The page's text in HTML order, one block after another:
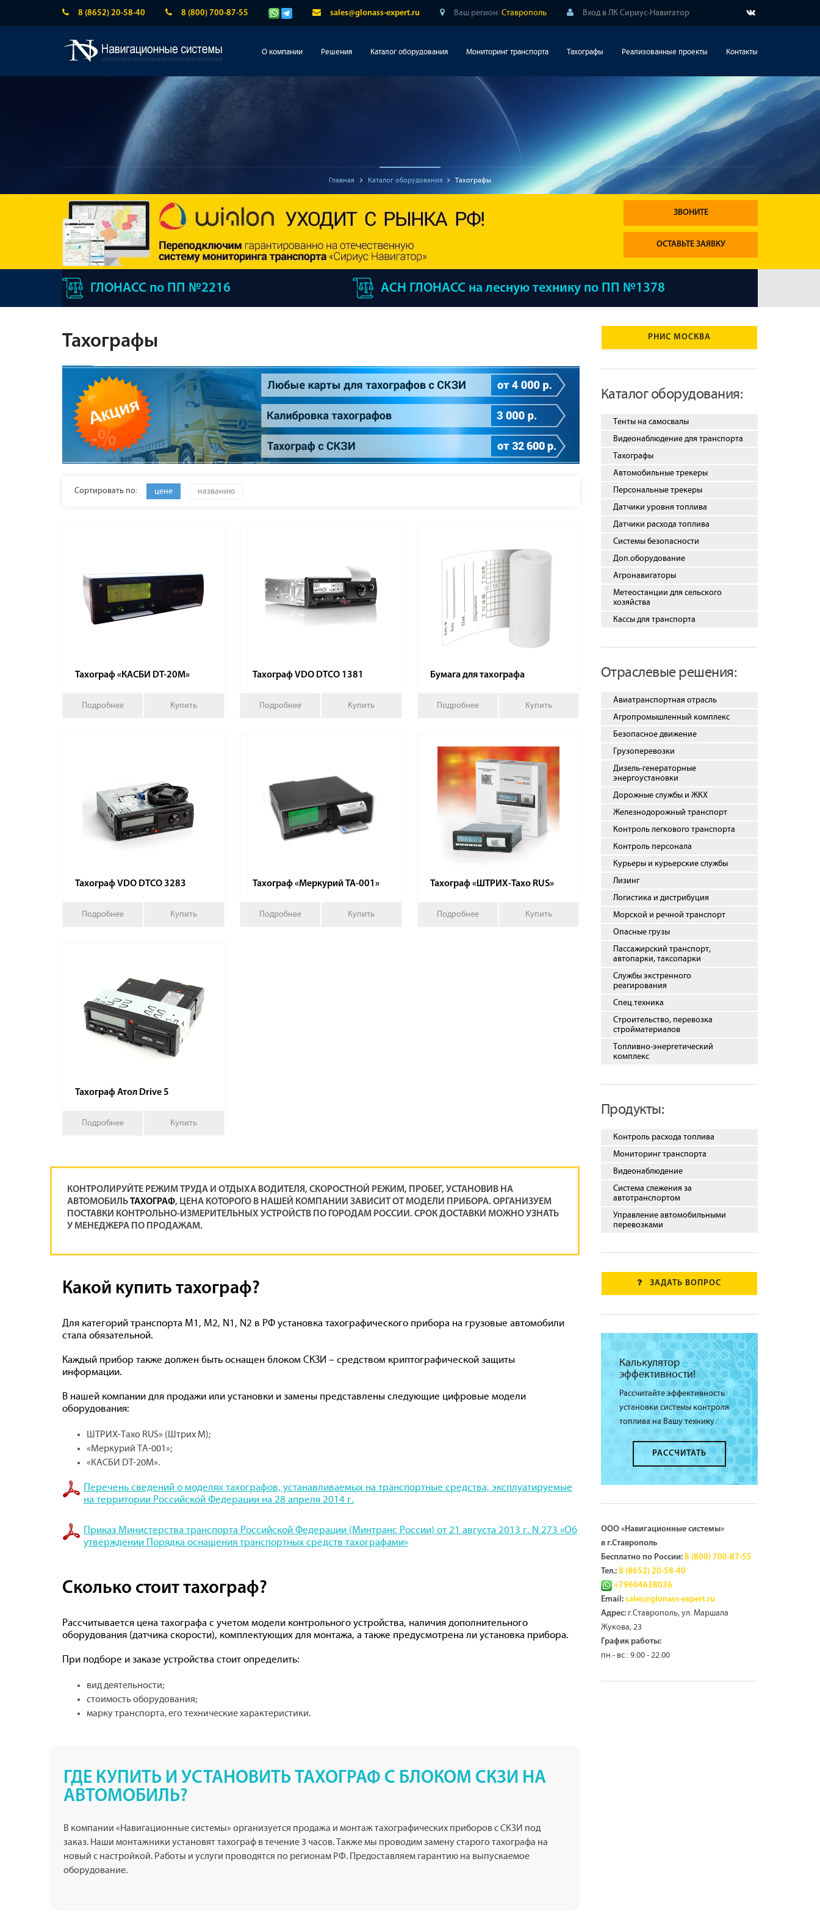
8 (8652) 20-58-40 8 (800) 700-87-55 sales@glonass-expert.ru Ваш регион: Ставрополь Вход в ЛК Сириус-Навигатор
О компании Решения Каталог оборудования Мониторинг транспорта Тахографы Реализованные проекты Контакты
Главная Каталог оборудования Тахографы
ЗВОНИТЕ
ОСТАВЬТЕ ЗАЯВКУ
ГЛОНАСС по ПП №2216 АСН ГЛОНАСС на лесную технику по ПП №1378
Тахографы
Сортировать по: цене названию
Тахограф «КАСБИ DT-20М»
Подробнее Купить
Тахограф VDO DTCO 1381
Подробнее Купить
Бумага для тахографа
Подробнее Купить
Тахограф VDO DTCO 3283
Подробнее Купить
Тахограф «Меркурий ТА-001»
Подробнее Купить
Тахограф «ШТРИХ-Тахо RUS»
Подробнее Купить
Тахограф Атол Drive 5
Подробнее Купить
КОНТРОЛИРУЙТЕ РЕЖИМ ТРУДА И ОТДЫХА ВОДИТЕЛЯ, СКОРОСТНОЙ РЕЖИМ, ПРОБЕГ, УСТАНОВИВ НА
АВТОМОБИЛЬТАХОГРАФ, ЦЕНА КОТОРОГО В НАШЕЙ КОМПАНИИ ЗАВИСИТ ОТ МОДЕЛИ ПРИБОРА. ОРГАНИЗУЕМ
ПОСТАВКИ КОНТРОЛЬНО-ИЗМЕРИТЕЛЬНЫХ УСТРОЙСТВ ПО ГОРОДАМ РОССИИ. СРОК ДОСТАВКИ МОЖНО УЗНАТЬ
У МЕНЕДЖЕРА ПО ПРОДАЖАМ.
Какой купить тахограф?
Для категорий транспорта М1, М2, N1, N2 в РФ установка тахографического прибора на грузовые автомобили
стала обязательной.
Каждый прибор также должен быть оснащен блоком СКЗИ – средством криптографической защиты
информации.
В нашей компании для продажи или установки и замены представлены следующие цифровые модели
оборудования:
ШТРИХ-Тахо RUS» (Штрих М);
«Меркурий ТА-001»;
«КАСБИ DT-20М».
Перечень сведений о моделях тахографов, устанавливаемых на транспортные средства, эксплуатируемые
на территории Российской Федерации на 28 апреля 2014 г.
Приказ Министерства транспорта Российской Федерации (Минтранс России) от 21 августа 2013 г. N 273 «Об
утверждении Порядка оснащения транспортных средств тахографами»
Сколько стоит тахограф?
Рассчитывается цена тахографа с учетом модели контрольного устройства, наличия дополнительного
оборудования (датчика скорости), комплектующих для монтажа, а также предусмотрена ли установка прибора.
При подборе и заказе устройства стоит определить:
вид деятельности;
стоимость оборудования;
марку транспорта, его технические характеристики.
ГДЕ КУПИТЬ И УСТАНОВИТЬ ТАХОГРАФ С БЛОКОМ СКЗИ НА
АВТОМОБИЛЬ?
В компании «Навигационные системы» организуется продажа и монтаж тахографических приборов с СКЗИ под
заказ. Наши монтажники установят тахограф в течение 3 часов. Также мы проводим замену старого тахографа на
новый с настройкой. Работы и услуги проводятся по регионам РФ. Предоставляем гарантию на выпускаемое
оборудование.
РНИС МОСКВА
Каталог оборудования:
Тенты на самосвалы
Видеонаблюдение для транспорта
Тахографы
Автомобильные трекеры
Персональные трекеры
Датчики уровня топлива
Датчики расхода топлива
Системы безопасности
Доп.оборудование
Агронавигаторы
Метеостанции для сельского
хозяйства
Кассы для транспорта
Отраслевые решения:
Авиатранспортная отрасль
Агропромышленный комплекс
Безопасное движение
Грузоперевозки
Дизель-генераторные
энергоустановки
Дорожные службы и ЖКХ
Железнодорожный транспорт
Контроль легкового транспорта
Контроль персонала
Курьеры и курьерские службы
Лизинг
Логистика и дистрибуция
Морской и речной транспорт
Опасные грузы
Пассажирский транспорт,
автопарки, таксопарки
Службы экстренного
реагирования
Спец.техника
Строительство, перевозка
стройматериалов
Топливно-энергетический
комплекс
Продукты:
Контроль расхода топлива
Мониторинг транспорта
Видеонаблюдение
Система слежения за
автотранспортом
Управление автомобильными
перевозками
ЗАДАТЬ ВОПРОС
Калькулятор
эффективности!
Рассчитайте эффективность
установки системы контроля
топлива на Вашу технику.
РАССЧИТАТЬ
ООО «Навигационные системы»
в г.Ставрополь
Бесплатно по России: 8 (800) 700-87-55
Тел.: 8 (8652) 20-58-40
+79604638036
Email: sales@glonass-expert.ru
Адрес:г.Ставрополь, ул. Маршала
Жукова, 23
График работы:
пн.- вс.: 9.00 - 22.00